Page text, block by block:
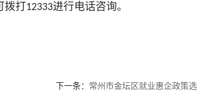
拨打12333进行电话咨询。
下一条： 常州市金坛区就业惠企政策